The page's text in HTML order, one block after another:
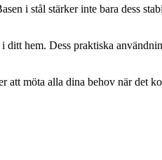
i stål stärker inte bara dess
hem. Dess praktiska
att möta alla dina behov när det